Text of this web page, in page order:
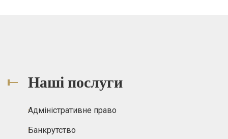
Наші послуги
Адміністративне право
Банкрутство